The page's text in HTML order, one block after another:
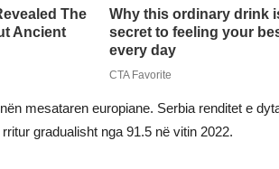
mesataren europiane. Serbia renditet e
gradualisht nga 91.5 në vitin 2022.